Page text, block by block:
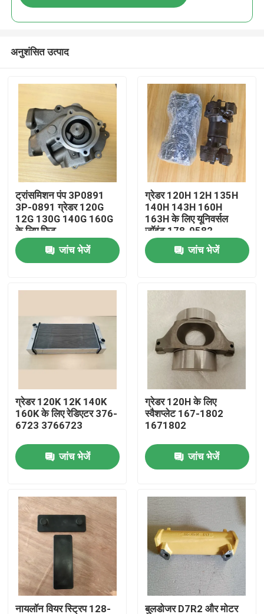
वीडियो
फ़ैक्टरी टूर
गुणवत्ता नियंत्रण
हमसे संपर्क करें
समाचार
डाउनलोड
ब्लॉग
अनुशंसित उत्पाद
ट्रांसमिशन पंप 3P0891
3P-0891 ग्रेडर 120G
12G 130G 140G 160G
के लिए फ़िट
जांच भेजें
ग्रेडर 120H 12H 135H
140H 143H 160H
163H के लिए यूनिवर्सल
जॉइंट 178-9582
1789582 178-9583
1789583 जांच भेजें
ग्रेडर 120K 12K 140K
160K के लिए रेडिएटर 376-
6723 3766723
जांच भेजें
ग्रेडर 120H के लिए
स्वैशप्लेट 167-1802
1671802
जांच भेजें
नायलॉन वियर स्ट्रिप 128- बुलडोजर D7R2 और मोटर